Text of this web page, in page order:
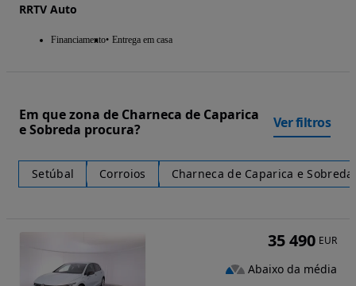
RRTV Auto
Financiamento Entrega em casa
Em que zona de Charneca de Caparica
e Sobreda procura?
Ver filtros
Setúbal Corroios Charneca de Caparica e Sobreda
35 490 EUR
Abaixo da média